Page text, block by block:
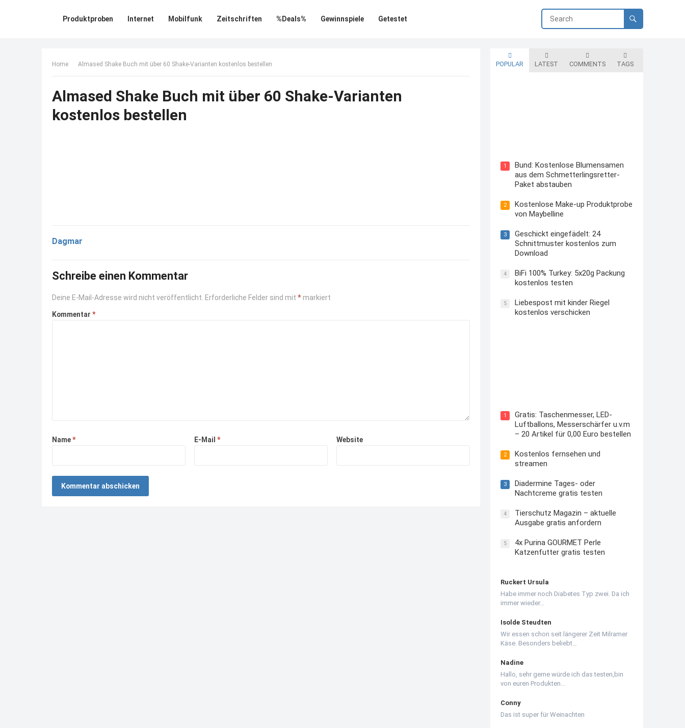
Produktproben Internet Mobilfunk Zeitschriften %Deals% Gewinnspiele Getestet
Home Almased Shake Buch mit über 60 Shake-Varianten kostenlos bestellen
Almased Shake Buch mit über 60 Shake-Varianten
kostenlos bestellen
Dagmar
Schreibe einen Kommentar
Deine E-Mail-Adresse wird nicht veröffentlicht. Erforderliche Felder sind mit * markiert
Kommentar *
Name* E-Mail * Website
POPULAR LATEST COMMENTS TAGS
1
Bund: Kostenlose Blumensamen
aus dem Schmetterlingsretter-
Paket abstauben
2
Kostenlose Make-up Produktprobe
von Maybelline
3
Geschickt eingefädelt: 24
Schnittmuster kostenlos zum
Download
4
BiFi 100% Turkey: 5x20g Packung
kostenlos testen
5
Liebespost mit kinder Riegel
kostenlos verschicken
1
Gratis: Taschenmesser, LED-
Luftballons, Messerschärfer u.v.m
– 20 Artikel für 0,00 Euro bestellen
2
Kostenlos fernsehen und
streamen
3
Diadermine Tages- oder
Nachtcreme gratis testen
4
Tierschutz Magazin – aktuelle
Ausgabe gratis anfordern
5
4x Purina GOURMET Perle
Katzenfutter gratis testen
Ruckert Ursula
Habe immer noch Diabetes Typ zwei. Da ich
immer wieder…
Isolde Steudten
Wir essen schon seit längerer Zeit Milramer
Käse. Besonders beliebt…
Nadine
Hallo, sehr gerne würde ich das testen,bin
von euren Produkten…
Conny
Das ist super für Weinachten